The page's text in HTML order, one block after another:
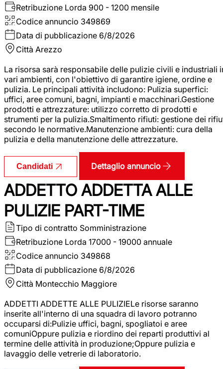
Retribuzione Lorda 900 - 1200 mensile
Codice annuncio 349869
Data di pubblicazione 6/8/2026
Città Arezzo
La risorsa sarà responsabile delle pulizie civili e industriali
vari ambienti, con l'obiettivo di garantire igiene, ordine e
pulizia. Le principali attività includono: Pulizia superfici:
uffici, aree comuni, bagni, impianti e macchinari.Gestione
prodotti e attrezzature: utilizzo corretto di prodotti e
strumenti per la pulizia.Smaltimento rifiuti: gestione dei
secondo le normative.Manutenzione ambienti: cura della
pulizia e della manutenzione delle attrezzature.
Candidati Dettaglio annuncio
ADDETTO ADDETTA ALLE
PULIZIE PART-TIME
Tipo di contratto Somministrazione
Retribuzione Lorda 17000 - 19000 annuale
Codice annuncio 349868
Data di pubblicazione 6/8/2026
Città Montecchio Maggiore
ADDETTI ADDETTE ALLE PULIZIELe risorse saranno
inserite all'interno di una squadra di lavoro potranno
occuparsi di:Pulizie uffici, bagni, spogliatoi e aree
comuniOppure pulizia e riordino dei reparti produttivi al
termine delle attività in produzione;Oppure pulizia e
lavaggio delle vetrerie di laboratorio.